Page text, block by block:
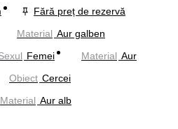
Fără preț de rezervă
Material Aur galben
Femei Material Aur
Obiect Cercei
Material Aur alb